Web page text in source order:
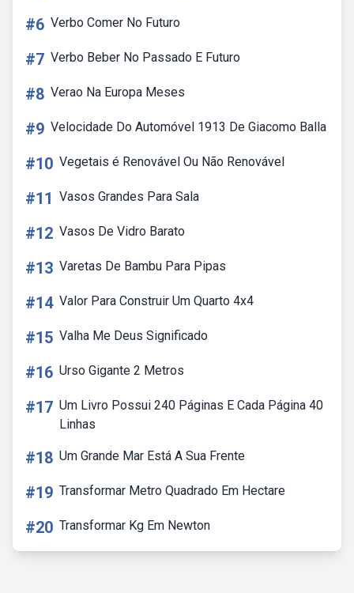
#6 Verbo Comer No Futuro
#7 Verbo Beber No Passado E Futuro
#8 Verao Na Europa Meses
#9 Velocidade Do Automóvel 1913 De Giacomo Balla
#10 Vegetais é Renovável Ou Não Renovável
#11 Vasos Grandes Para Sala
#12 Vasos De Vidro Barato
#13 Varetas De Bambu Para Pipas
#14 Valor Para Construir Um Quarto 4x4
#15 Valha Me Deus Significado
#16 Urso Gigante 2 Metros
#17 Um Livro Possui 240 Páginas E Cada Página 40
Linhas
#18 Um Grande Mar Está A Sua Frente
#19 Transformar Metro Quadrado Em Hectare
#20 Transformar Kg Em Newton